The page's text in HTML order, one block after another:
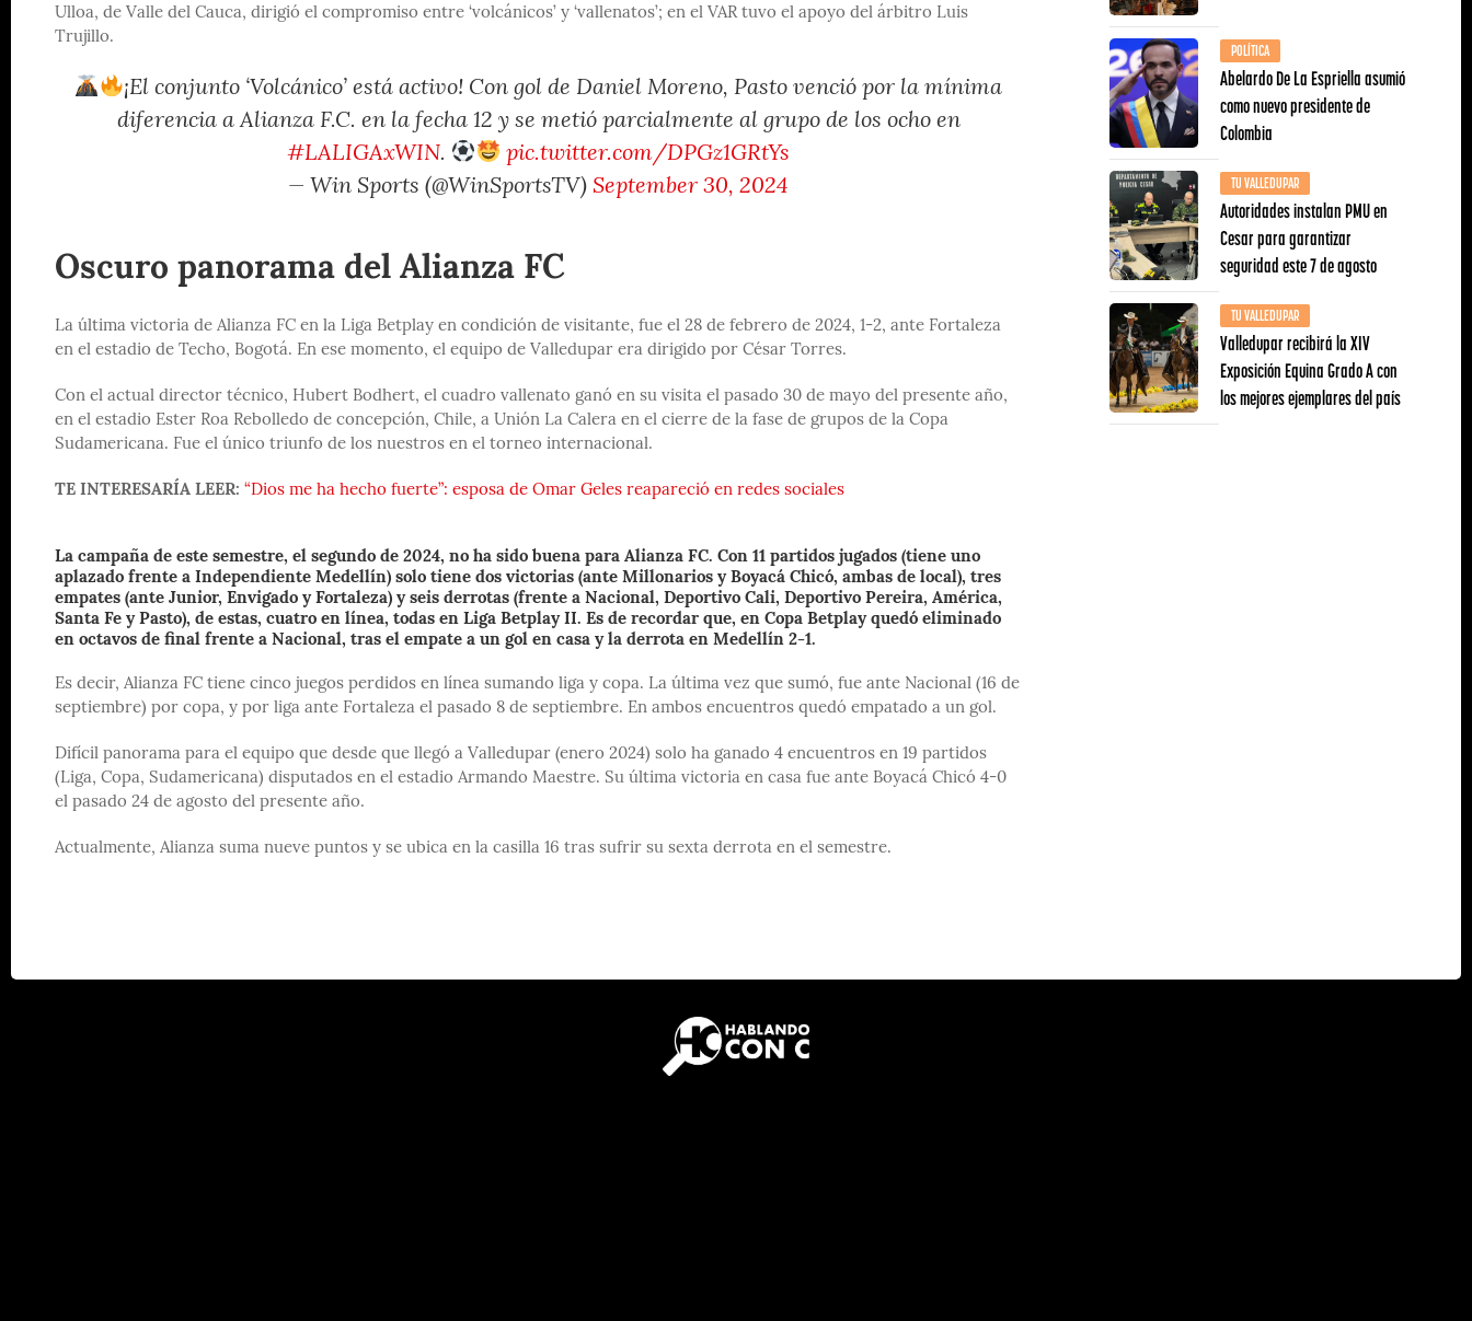
Ulloa, de Valle del Cauca, dirigió el compromiso entre ‘volcánicos’ y ‘vallenatos’; en el VAR tuvo el apoyo del árbitro Luis
Trujillo.
¡El conjunto ‘Volcánico’ está activo! Con gol de Daniel Moreno, Pasto venció por la mínima
diferencia a Alianza F.C. en la fecha 12 y se metió parcialmente al grupo de los ocho en
#LALIGAxWIN.
pic.twitter.com/DPGz1GRtYs
— Win Sports (@WinSportsTV) September 30, 2024
Oscuro panorama del Alianza FC
La última victoria de Alianza FC en la Liga Betplay en condición de visitante, fue el 28 de febrero de 2024, 1-2, ante Fortaleza
en el estadio de Techo, Bogotá. En ese momento, el equipo de Valledupar era dirigido por César Torres.
Con el actual director técnico, Hubert Bodhert, el cuadro vallenato ganó en su visita el pasado 30 de mayo del presente año,
en el estadio Ester Roa Rebolledo de concepción, Chile, a Unión La Calera en el cierre de la fase de grupos de la Copa
Sudamericana. Fue el único triunfo de los nuestros en el torneo internacional.
TE INTERESARÍA LEER: “Dios me ha hecho fuerte”: esposa de Omar Geles reapareció en redes sociales
La campaña de este semestre, el segundo de 2024, no ha sido buena para Alianza FC. Con 11 partidos jugados (tiene uno
aplazado frente a Independiente Medellín) solo tiene dos victorias (ante Millonarios y Boyacá Chicó, ambas de local), tres
empates (ante Junior, Envigado y Fortaleza) y seis derrotas (frente a Nacional, Deportivo Cali, Deportivo Pereira, América,
Santa Fe y Pasto), de estas, cuatro en línea, todas en Liga Betplay II. Es de recordar que, en Copa Betplay quedó eliminado
en octavos de final frente a Nacional, tras el empate a un gol en casa y la derrota en Medellín 2-1.
Es decir, Alianza FC tiene cinco juegos perdidos en línea sumando liga y copa. La última vez que sumó, fue ante Nacional (16 de
septiembre) por copa, y por liga ante Fortaleza el pasado 8 de septiembre. En ambos encuentros quedó empatado a un gol.
Difícil panorama para el equipo que desde que llegó a Valledupar (enero 2024) solo ha ganado 4 encuentros en 19 partidos
(Liga, Copa, Sudamericana) disputados en el estadio Armando Maestre. Su última victoria en casa fue ante Boyacá Chicó 4-0
el pasado 24 de agosto del presente año.
Actualmente, Alianza suma nueve puntos y se ubica en la casilla 16 tras sufrir su sexta derrota en el semestre.
POLÍTICA
Abelardo De La Espriella asumió
como nuevo presidente de
Colombia
TU VALLEDUPAR
Autoridades instalan PMU en
Cesar para garantizar
seguridad este 7 de agosto
TU VALLEDUPAR
Valledupar recibirá la XIV
Exposición Equina Grado A con
los mejores ejemplares del país